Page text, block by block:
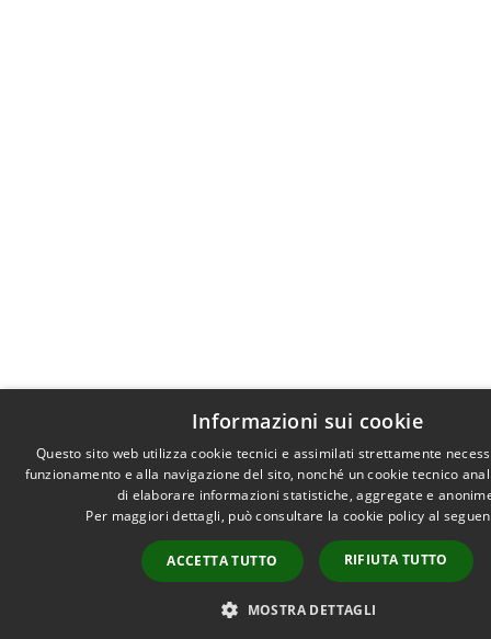
Informazioni sui cookie
Questo sito web utilizza cookie tecnici e assimilati strettamente
funzionamento e alla navigazione del sito, nonché un cookie tecnico
di elaborare informazioni statistiche, aggregate e
Per maggiori dettagli, può consultare la cookie policy al
ACCETTA TUTTO RIFIUTA TUTTO
MOSTRA DETTAGLI